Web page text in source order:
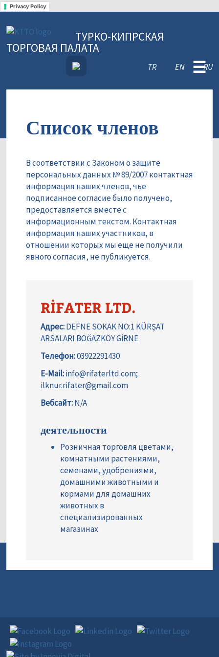
Privacy Policy
ТУРКО-КИПРСКАЯ
ТОРГОВАЯ ПАЛАТА
TR EN RU
☰
Список членов
В соответствии с Законом о защите
персональных данных № 89/2007 контактная
информация наших членов, чье
подписанное согласие было получено,
предоставляется вместе с
информационным текстом. Контактная
информация наших участников, в
отношении которых мы еще не получили
явного согласия, не публикуется.
RİFATER LTD.
Адрес:DEFNE SOKAK NO:1 KÜRŞAT
ARSALARI BOĞAZKÖY GİRNE
Телефон:03922291430
E-Mail:info@rifaterltd.com;
ilknur.rifater@gmail.com
Вебсайт:N/A
деятельности
Розничная торговля цветами,
комнатными растениями,
семенами, удобрениями,
домашними животными и
кормами для домашних
животных в
специализированных
магазинах